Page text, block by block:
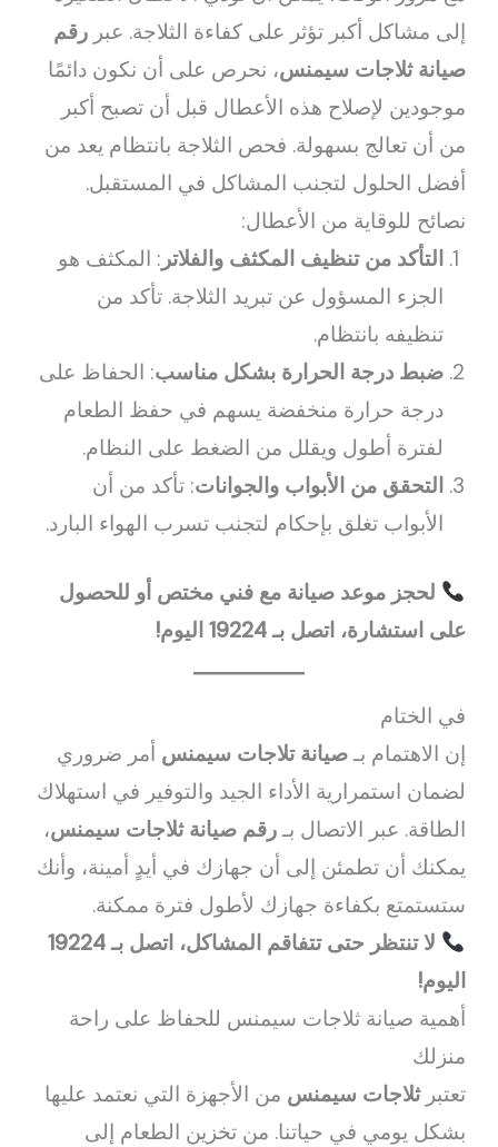
إلى مشاكل أكبر تؤثر على كفاءة الثلاجة. عبررقم
صيانة ثلاجات سيمنس، نحرص على أن نكون دائمًا
موجودين لإصلاح هذه الأعطال قبل أن تصبح أكبر
من أن تعالج بسهولة. فحص الثلاجة بانتظام يعد من
أفضل الحلول لتجنب المشاكل في المستقبل.
نصائح للوقاية من الأعطال:
التأكد من تنظيف المكثف والفلاتر : المكثف هو
الجزء المسؤول عن تبريد الثلاجة. تأكد من
تنظيفه بانتظام.
ضبط درجة الحرارة بشكل مناسب: الحفاظ على
درجة حرارة منخفضة يسهم في حفظ الطعام
لفترة أطول ويقلل من الضغط على النظام.
التحقق من الأبواب والجوانات: تأكد من أن
الأبواب تغلق بإحكام لتجنب تسرب الهواء البارد.
لحجز موعد صيانة مع فني مختص أو للحصول
على استشارة، اتصل بـ 19224 اليوم!
في الختام
إن الاهتمام بـصيانة تلاجات سيمنس أمر ضروري
لضمان استمرارية الأداء الجيد والتوفير في استهلاك
الطاقة. عبر الاتصال بـرقم صيانة ثلاجات سيمنس،
يمكنك أن تطمئن إلى أن جهازك في أيدٍ أمينة، وأنك
ستستمتع بكفاءة جهازك لأطول فترة ممكنة.
لا تنتظر حتى تتفاقم المشاكل، اتصل بـ 19224
اليوم!
أهمية صيانة ثلاجات سيمنس للحفاظ على راحة
منزلك
تعتبرثلاجات سيمنس من الأجهزة التي نعتمد عليها
بشكل يومي في حياتنا. من تخزين الطعام إلى